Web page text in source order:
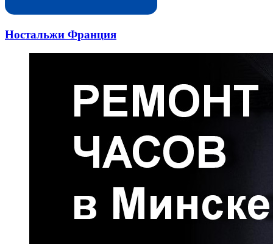
Ностальжи Франция